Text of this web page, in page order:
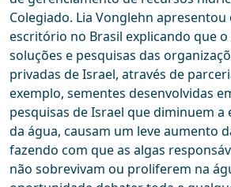
Colegiado. Lia Vonglehn
escritório no Brasil explicando que
soluções e pesquisas das
privadas de Israel, através de
exemplo, sementes desenvolvidas
pesquisas de Israel que diminuem
da água, causam um leve aumento
fazendo com que as algas
não sobrevivam ou proliferem na